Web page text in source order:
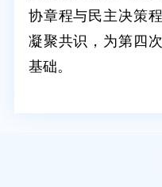
协章程与民主决策
凝聚共识，为第四
基础。